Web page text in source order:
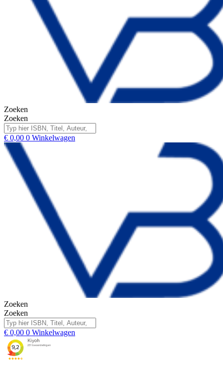
Zoeken
Zoeken
€ 0,00 0 Winkelwagen
Zoeken
Zoeken
€ 0,00 0 Winkelwagen